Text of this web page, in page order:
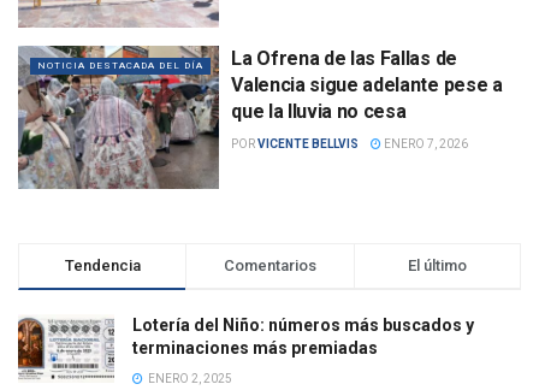
NOTICIA DESTACADA DEL DÍA
La Ofrena de las Fallas de
Valencia sigue adelante pese a
que la lluvia no cesa
PORVICENTE BELLVIS ENERO 7, 2026
Tendencia Comentarios El último
Lotería del Niño: números más buscados y
terminaciones más premiadas
ENERO 2, 2025